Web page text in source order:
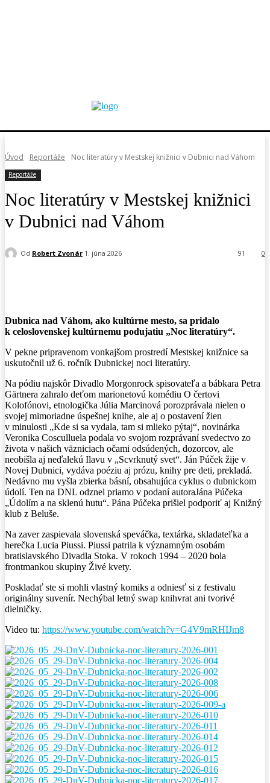
Úvod Reportáže Noc literatúry v Mestskej knižnici v Dubnici nad Váhom
Reportáže
Noc literatúry v Mestskej knižnici
v Dubnici nad Váhom
Od Robert Zvonár 1. júna 2026 0
91
Dubnica nad Váhom, ako kultúrne mesto, sa pridalo
k celoslovenskej kultúrnemu podujatiu „Noc literatúry“.
V pekne pripravenom vonkajšom prostredí Mestskej knižnice sa
uskutočnil už 6. ročník Dubnickej noci literatúry.
Na pódiu najskôr Divadlo Morgonrock spisovateľa a bábkara Petra
Gärtnera zahralo deťom marionetovú komédiu O čertovi
Kolofónovi, etnologička Júlia Marcinová porozprávala nielen o
svojej mimoriadne úspešnej knihe, ale aj o postavení žien
v minulosti „Kde si sa vydala, tam si mlieko pýtaj“, novinárka
Veronika Cosculluela podala vo svojom rozprávaní svedectvo zo
života v našich väzniciach očami odsúdených, dozorcov, ale
neobišla aj neďalekú Ilavu v „Scvrknutý svet“. Ján Púček žije v
Novej Dubnici, vydáva poéziu aj prózu, knihy pre deti, prekladá.
Nedávno mu vyšla zbierka básní, obsahujúca cyklus o dubnickom
údolí. Ten na DNL odznel priamo v podaní autoraJána Púčeka
„Údolím a na sklenú hutu“. Pána Púčeka prišiel podporiť aj Knižný
klub z Beluše.
Na zaver zaspievala slovenská speváčka, textárka, skladateľka a
herečka Lucia Piussi. Piussi patrila k významným osobám
bratislavského Divadla Stoka. V rokoch 1994 – 2020 bola
frontmankou skupiny Živé kvety.
Poskladať ste si mohli vlastný komiks a odniesť si z festivalu
originálny suvenír. Nechýbal letný swap knihvrat ani tvorivé
dielničky.
Video tu: https://www.youtube.com/watch?v=G4V9mRHIJm8